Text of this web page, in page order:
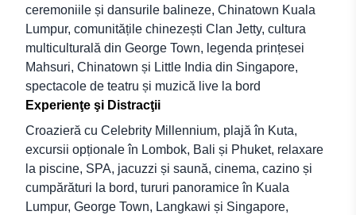
ceremoniile și dansurile balineze, Chinatown Kuala
Lumpur, comunitățile chinezești Clan Jetty, cultura
multiculturală din George Town, legenda prințesei
Mahsuri, Chinatown și Little India din Singapore,
spectacole de teatru și muzică live la bord
Experienţe şi Distracţii
Croazieră cu Celebrity Millennium, plajă în Kuta,
excursii opționale în Lombok, Bali și Phuket, relaxare
la piscine, SPA, jacuzzi și saună, cinema, cazino și
cumpărături la bord, tururi panoramice în Kuala
Lumpur, George Town, Langkawi și Singapore,